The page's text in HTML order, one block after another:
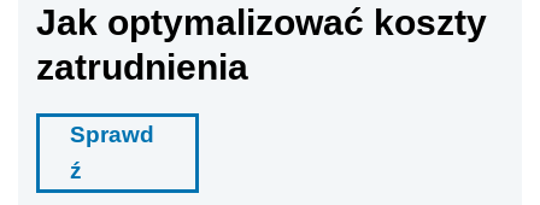
Jak optymalizować koszty
zatrudnienia
Sprawd
ź